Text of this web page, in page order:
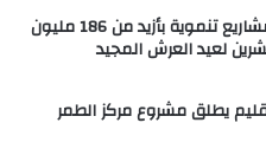
عامل إقليم صفرو يطلق ويدشن مشاريع تنموية بأزيد من 186 مليون
لعيد العرش المجيد
يطلق مشروع مركز الطمر